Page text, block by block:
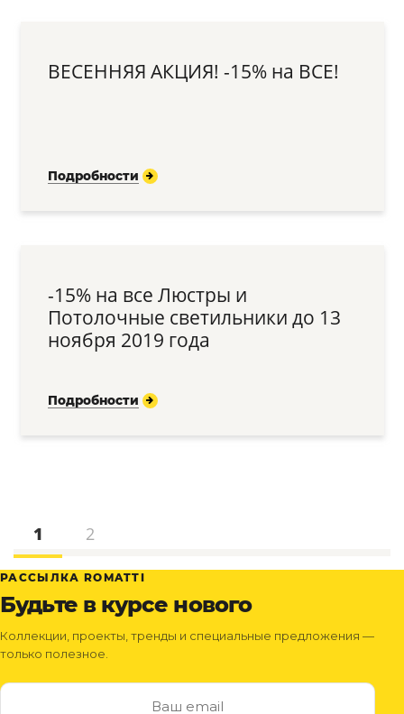
БрендыВЕСЕННЯЯ АКЦИЯ! -15% на ВСЕ!
Подробности
-15% на все Люстры и
Потолочные светильники до 13
ноября 2019 года
Подробности
1 2
РАССЫЛКА ROMATTI
Будьте в курсе нового
Коллекции, проекты, тренды и специальные предложения —
только полезное.